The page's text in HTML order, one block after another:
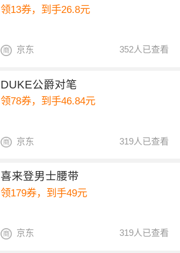
领13券，到手26.8元
352人已查看
京东
DUKE公爵对笔
领78券，到手46.84元
319人已查看
京东
喜来登男士腰带
领179券，到手49元
319人已查看
京东